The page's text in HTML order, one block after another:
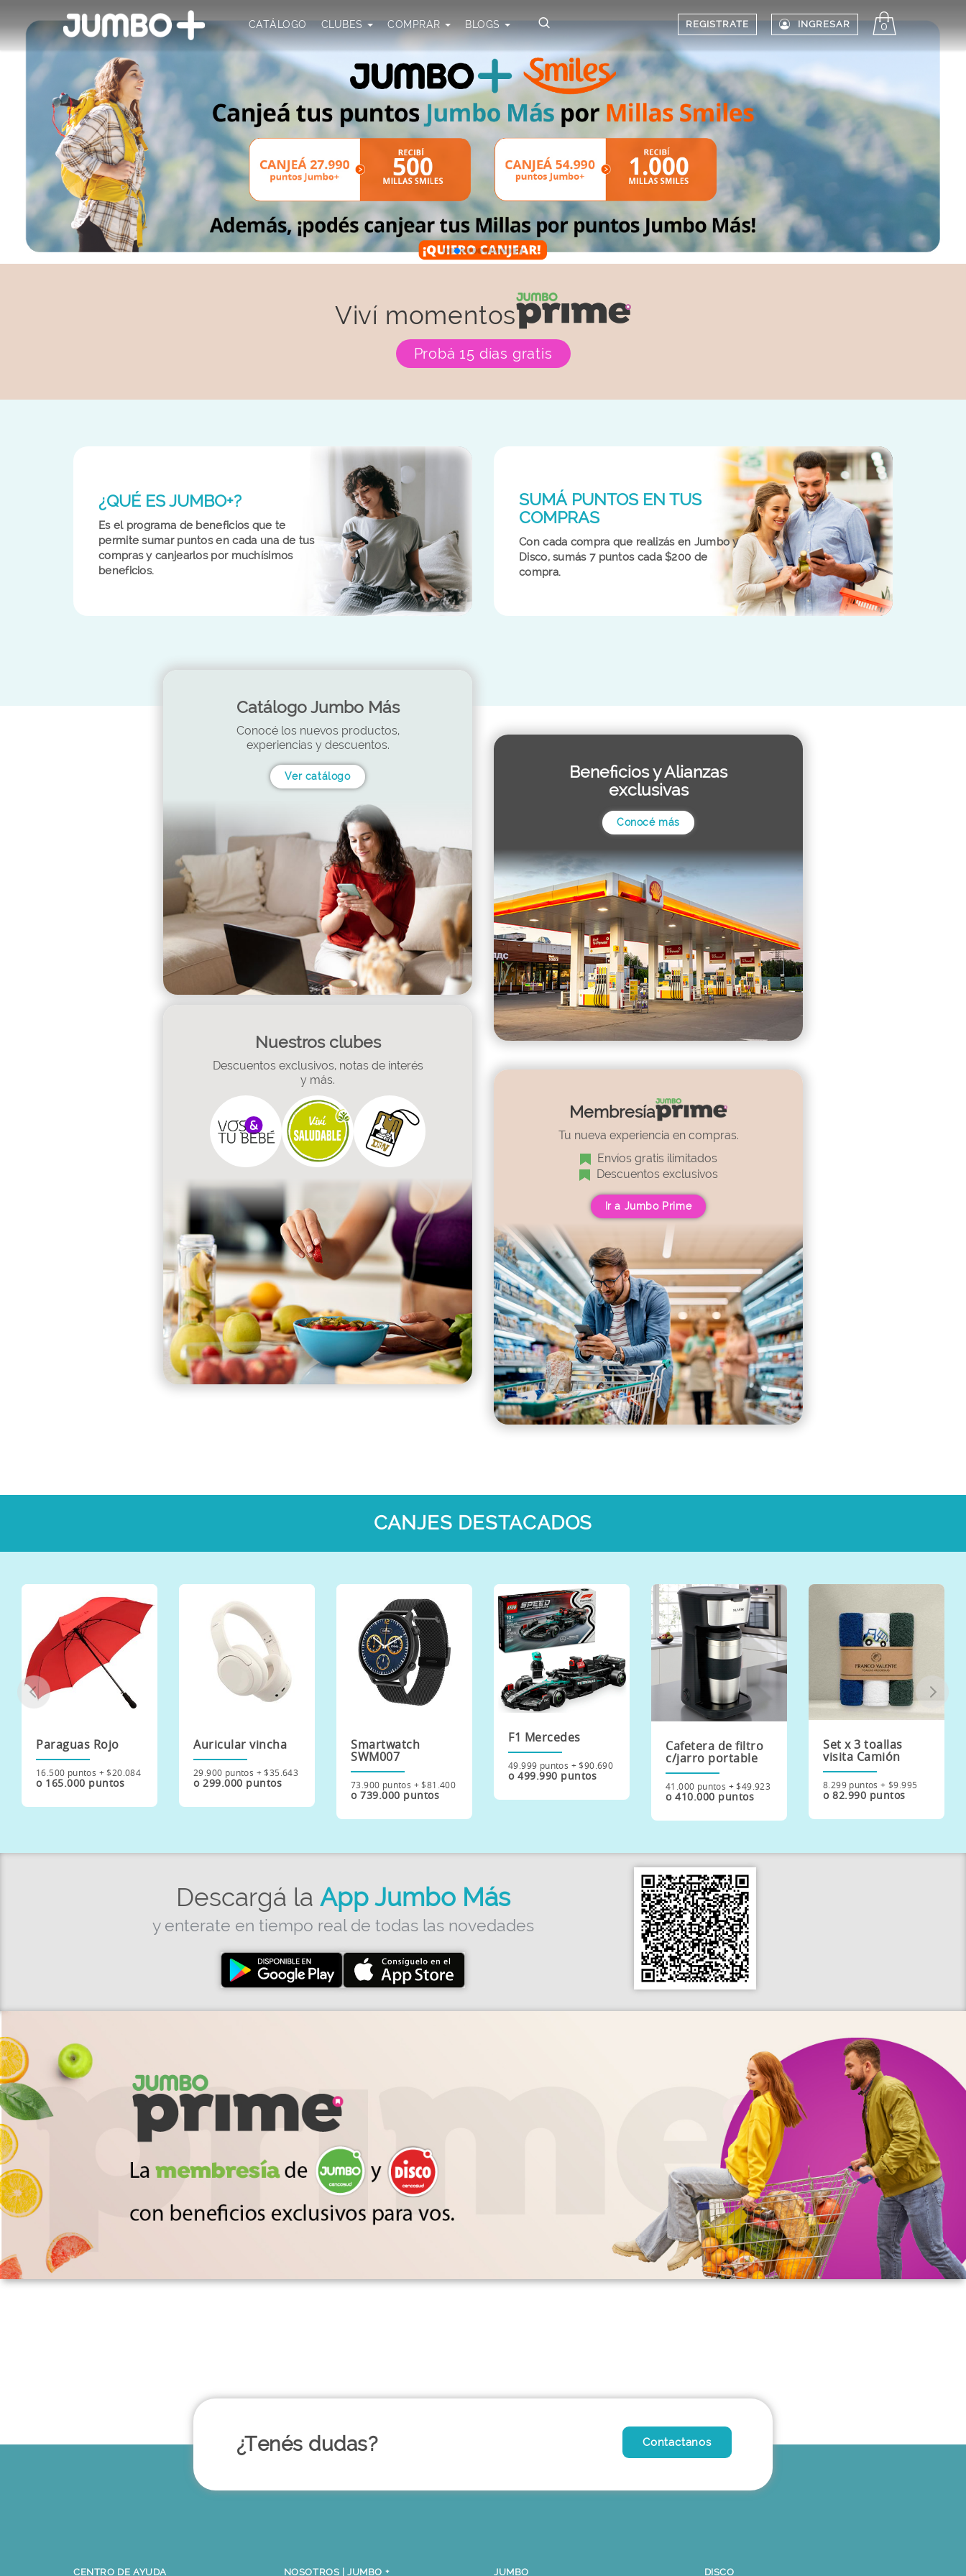
REGISTRATE INGRESAR 0
CATÁLOGO CLUBES COMPRAR BLOGS
Viví momentos
Probá 15 días gratis
¿QUÉ ES JUMBO+?
Es el programa de beneficios que te
permite sumar puntos en cada una de tus
compras y canjearlos por muchísimos
beneficios.
SUMÁ PUNTOS EN TUS
COMPRAS
Con cada compra que realizás en Jumbo y
Disco, sumás 7 puntos cada $200 de
compra.
Catálogo Jumbo Más
Conocé los nuevos productos,
experiencias y descuentos.
Ver catálogo
Beneficios y Alianzas
exclusivas
Conocé más
Nuestros clubes
Descuentos exclusivos, notas de interés
y más.
Membresía
Tu nueva experiencia en compras.
Envíos gratis ilimitados
Descuentos exclusivos
Ir a Jumbo Prime
CANJES DESTACADOS
Paraguas Rojo
16.500 puntos + $20.084
o 165.000 puntos
Auricular vincha
29.900 puntos + $35.643
o 299.000 puntos
Smartwatch
SWM007
73.900 puntos + $81.400
o 739.000 puntos
F1 Mercedes
49.999 puntos + $90.690
o 499.990 puntos
Cafetera de filtro
c/jarro portable
41.000 puntos + $49.923
o 410.000 puntos
Set x 3 toallas
visita Camión
8.299 puntos + $9.995
o 82.990 puntos
Descargá la App Jumbo Más
y enterate en tiempo real de todas las novedades
¿Tenés dudas? Contactanos
CENTRO DE AYUDA NOSOTROS | JUMBO + JUMBO DISCO